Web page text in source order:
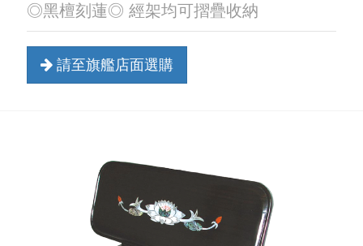
◎黑檀刻蓮◎ 經架均可摺疊收納
請至旗艦店面選購